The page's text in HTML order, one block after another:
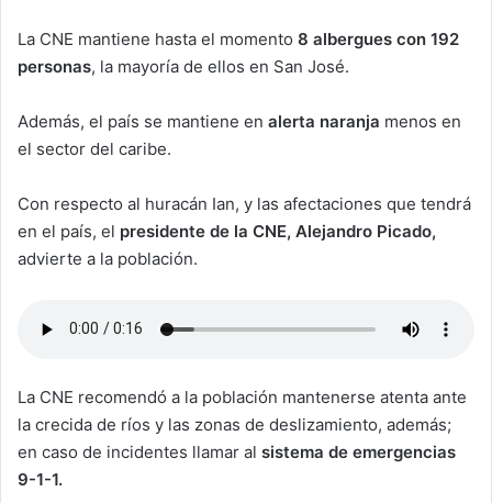
La CNE mantiene hasta el momento 8 albergues con 192
personas, la mayoría de ellos en San José.
Además, el país se mantiene en alerta naranja menos en
el sector del caribe.
Con respecto al huracán Ian, y las afectaciones que tendrá
en el país, el presidente de la CNE, Alejandro Picado,
advierte a la población.
La CNE recomendó a la población mantenerse atenta ante
la crecida de ríos y las zonas de deslizamiento, además;
en caso de incidentes llamar al sistema de emergencias
9-1-1.